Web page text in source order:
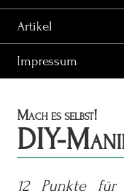
Artikel
Impressum
Mach es selbst!
DIY-
12 Punkte